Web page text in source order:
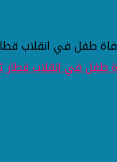
طفل في انقلاب